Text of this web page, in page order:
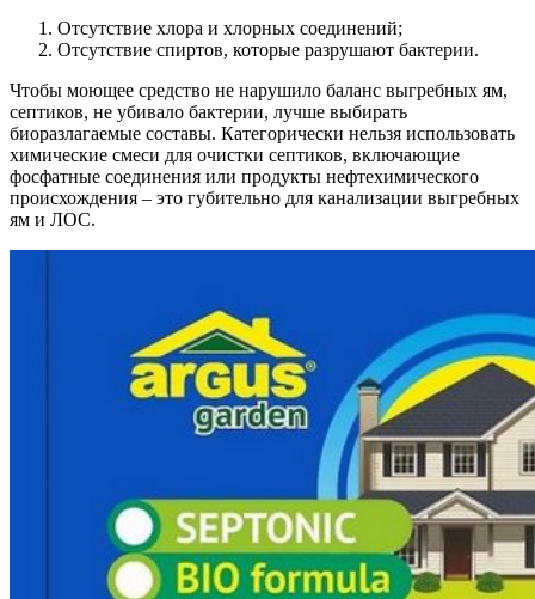
Отсутствие хлора и хлорных соединений;
Отсутствие спиртов, которые разрушают бактерии.
Чтобы моющее средство не нарушило баланс выгребных ям,
септиков, не убивало бактерии, лучше выбирать
биоразлагаемые составы. Категорически нельзя использовать
химические смеси для очистки септиков, включающие
фосфатные соединения или продукты нефтехимического
происхождения – это губительно для канализации выгребных
ям и ЛОС.